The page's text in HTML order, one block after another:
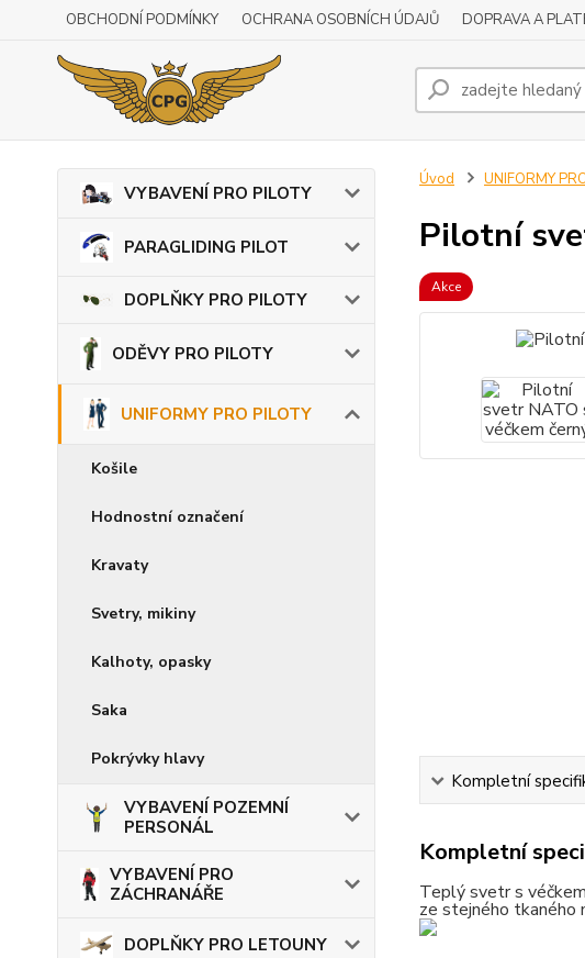
OBCHODNÍ PODMÍNKY OCHRANA OSOBNÍCH ÚDAJŮ DOPRAVA A
VYBAVENÍ PRO PILOTY
PARAGLIDING PILOT
DOPLŇKY PRO PILOTY
ODĚVY PRO PILOTY
UNIFORMY PRO PILOTY
Košile
Hodnostní označení
Kravaty
Svetry, mikiny
Kalhoty, opasky
Saka
Pokrývky hlavy
VYBAVENÍ POZEMNÍ
PERSONÁL
VYBAVENÍ PRO
ZÁCHRANÁŘE
DOPLŇKY PRO LETOUNY
Úvod UNIFORMY
Pilotní
Akce
Kompletní
Kompletní
Teplý svetr s
ze stejného tkaného